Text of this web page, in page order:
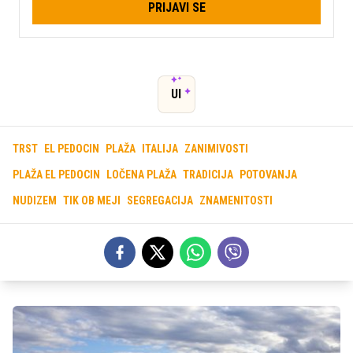
PRIJAVI SE
UI
TRST EL PEDOCIN PLAŽA ITALIJA ZANIMIVOSTI
PLAŽA EL PEDOCIN LOČENA PLAŽA TRADICIJA POTOVANJA
NUDIZEM TIK OB MEJI SEGREGACIJA ZNAMENITOSTI